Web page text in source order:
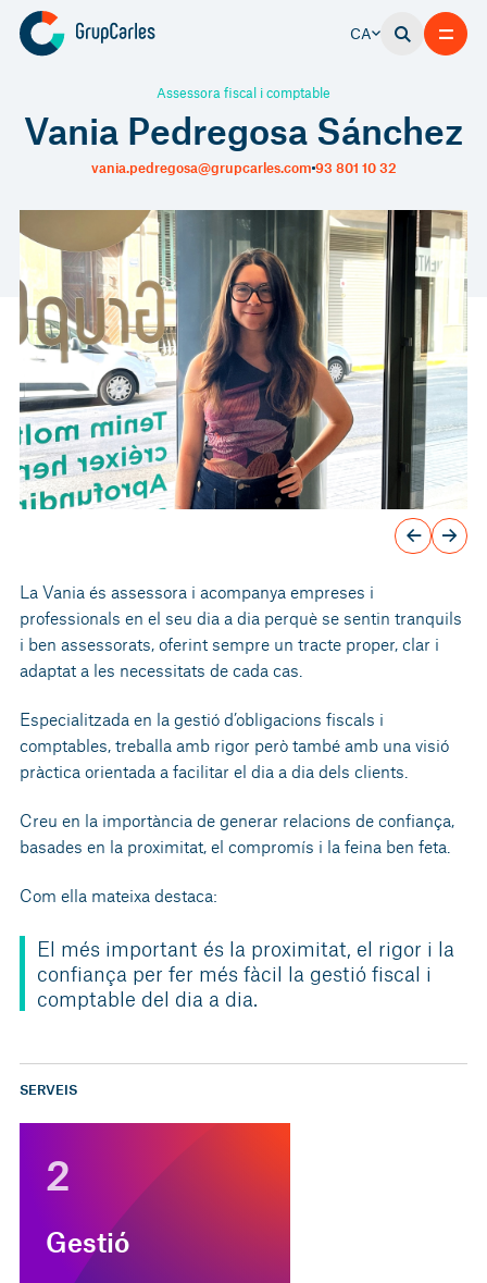
CA
Vania Pedregosa Sánchez
Assessora fiscal i comptable
vania.pedregosa@grupcarles.com 93 801 10 32
La Vania és assessora i acompanya empreses i
professionals en el seu dia a dia perquè se sentin tranquils
i ben assessorats, oferint sempre un tracte proper, clar i
adaptat a les necessitats de cada cas.
Especialitzada en la gestió d’obligacions fiscals i
comptables, treballa amb rigor però també amb una visió
pràctica orientada a facilitar el dia a dia dels clients.
Creu en la importància de generar relacions de confiança,
basades en la proximitat, el compromís i la feina ben feta.
Com ella mateixa destaca:
El més important és la proximitat, el rigor i la
confiança per fer més fàcil la gestió fiscal i
comptable del dia a dia.
SERVEIS
2
Gestió